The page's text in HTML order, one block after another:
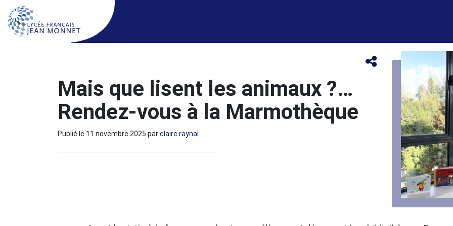
Mais que lisent les animaux ?…
Rendez-vous à la Marmothèque
Publié le 11 novembre 2025 parclaire.raynal